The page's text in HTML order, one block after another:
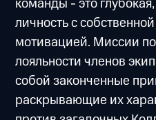
личность с
мотивацией. Миссии
лояльности членов
собой законченные
раскрывающие их